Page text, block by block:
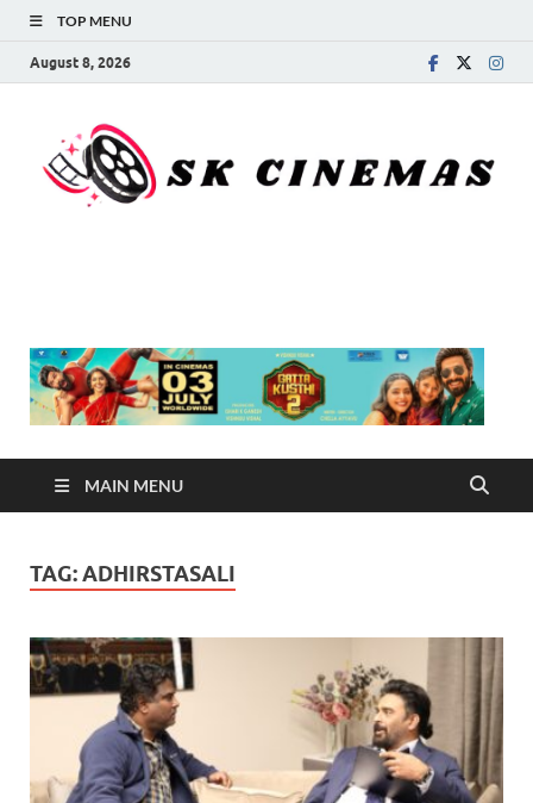
TOP MENU
August 8, 2026
MAIN MENU
TAG:ADHIRSTASALI